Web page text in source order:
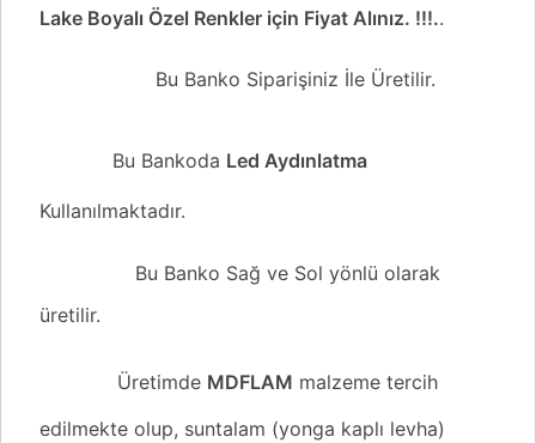
Lake Boyalı Özel Renkler için Fiyat Alınız. !!!..
Bu Banko Siparişiniz İle Üretilir.
Bu Bankoda Led Aydınlatma
Kullanılmaktadır.
Bu Banko Sağ ve Sol yönlü olarak
üretilir.
Üretimde MDFLAM malzeme tercih
edilmekte olup, suntalam (yonga kaplı levha)